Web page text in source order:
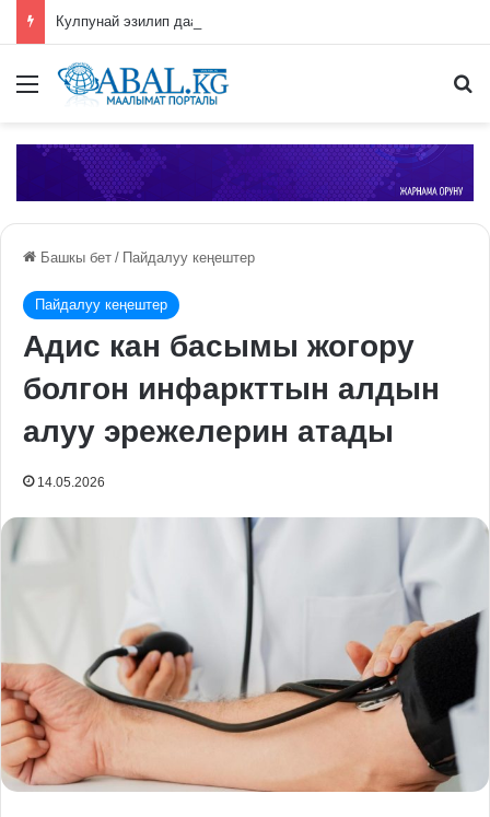
Меню
Башкы бет / Пайдалуу кеңештер
Пайдалуу кеңештер
Адис кан басымы жогору
болгон инфаркттын алдын
алуу эрежелерин атады
14.05.2026